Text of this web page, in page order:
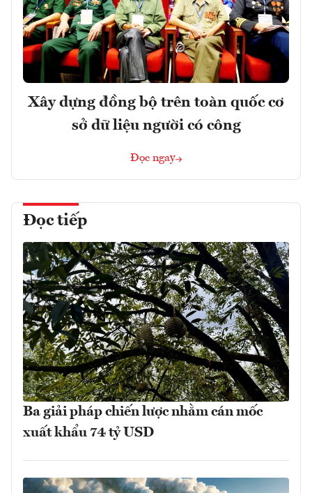
Xây dựng đồng bộ trên toàn quốc cơ
sở dữ liệu người có công
Đọc ngay
Đọc tiếp
Ba giải pháp chiến lược nhằm cán mốc
xuất khẩu 74 tỷ USD